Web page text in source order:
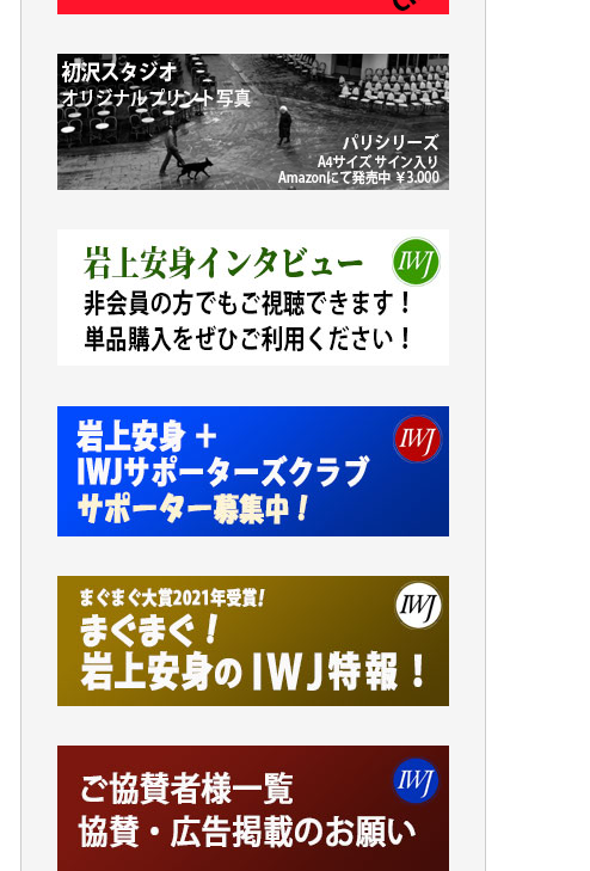
吉住俊昭 様
金 盛起 様
塩川 晃平 様
松本益美 様
井出 隆太 様
及川昭男 様
藤岡比左志 様
井出 隆太 様
小池説夫 様
アオキカナメ 様
です。市民側に立つ講演会にIWJのカメラマ
ンをよく拝見しております。コンテンツが失
われるのはあまりにもったいない。少しでも
お役立てください。（H.O.様）
様）
今日、僅かですがカンパしました。IWJの危
機を乗り切るには到底及ばない額ですが病気
の妻を抱えている私にとっては精一杯のカン
かねてよりIWJが発してきた膨大な取材記事
や解説記事、そして各界の方々とのインタビ
ューは大袈裟ではなく、極めて重要な知的財
産だと思っています。